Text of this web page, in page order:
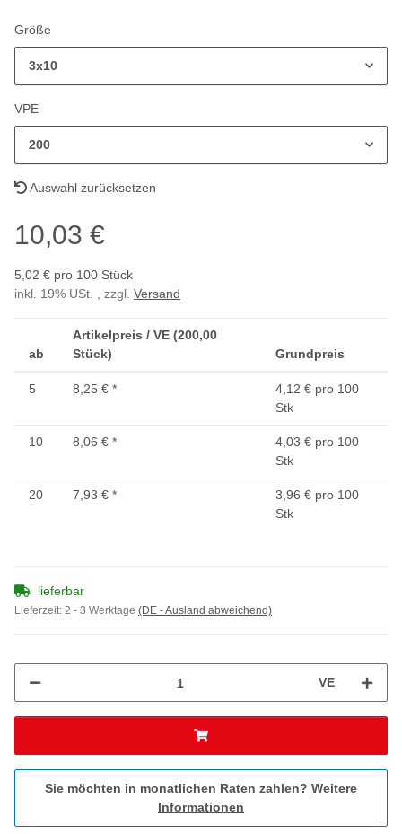
Größe
3x10
VPE
200
Auswahl zurücksetzen
10,03 €
5,02 € pro 100 Stück
inkl. 19% USt. , zzgl. Versand
ab
Artikelpreis / VE (200,00
Stück)
Grundpreis
5 8,25 € *
4,12 € pro 100
Stk
10 8,06 € *
4,03 € pro 100
Stk
20 7,93 € *
3,96 € pro 100
Stk
lieferbar
Lieferzeit: 2 - 3 Werktage (DE - Ausland abweichend)
VE
Sie möchten in monatlichen Raten zahlen? Weitere
Informationen